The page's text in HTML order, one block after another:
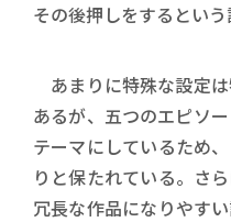
その後押しをするという
あまりに特殊な設定
あるが、五つのエピソ
テーマにしているため
りと保たれている。さ
冗長な作品になりやす